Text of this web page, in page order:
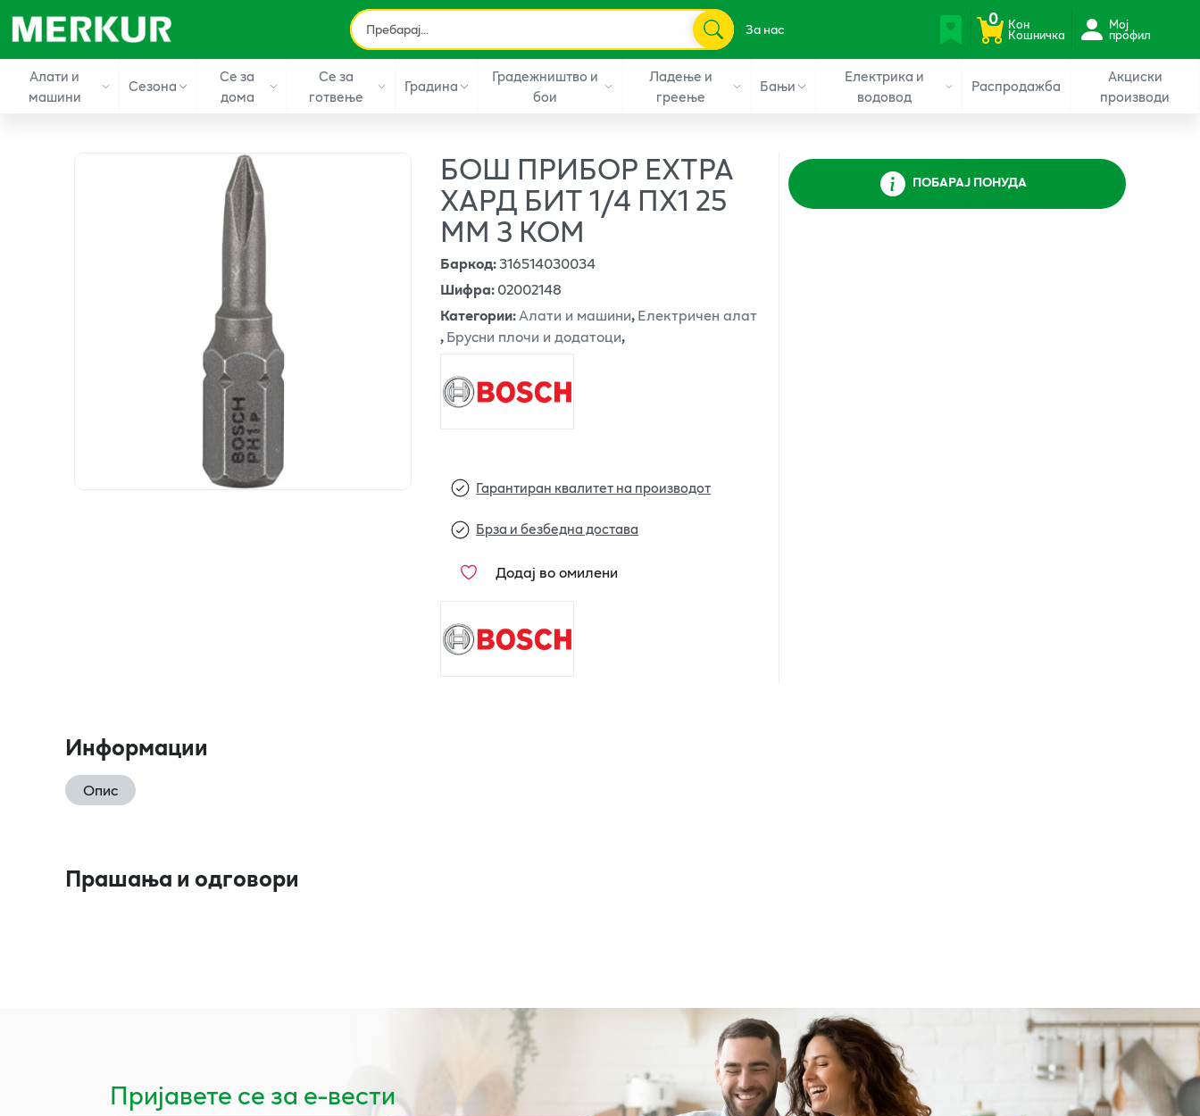
За нас 0 Кон
Кошничка
Мој
профил
Алати и
машини
Сезона
Се за
дома
Се за
готвење
Градина
Градежништво и
бои
Ладење и
греење
Бањи
Електрика и
водовод
Распродажба
Акциски
производи
БОШ ПРИБОР ЕXТРА
ХАРД БИТ 1/4 ПХ1 25
ММ 3 КОМ
Баркод:316514030034
Шифра:02002148
Категории:Алати и машини,Електричен алат
,Брусни плочи и додатоци,
Гарантиран квалитет на производот
Брза и безбедна достава
Додај во омилени
ПОБАРАЈ ПОНУДА
Информации
Опис
Прашања и одговори
Пријавете се за е-вести